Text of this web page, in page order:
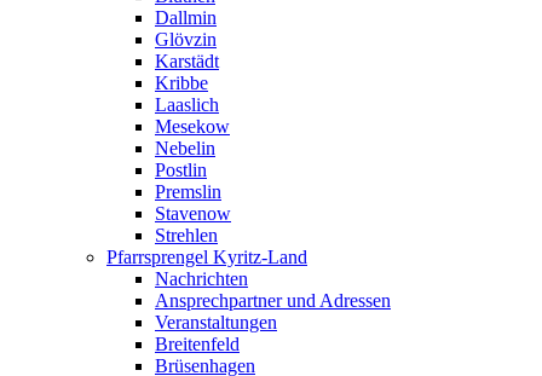
Dallmin
Glövzin
Karstädt
Kribbe
Laaslich
Mesekow
Nebelin
Postlin
Premslin
Stavenow
Strehlen
Pfarrsprengel Kyritz-Land
Nachrichten
Ansprechpartner und Adressen
Veranstaltungen
Breitenfeld
Brüsenhagen